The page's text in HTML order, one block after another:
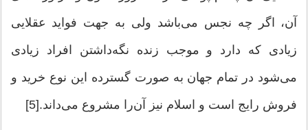
آن، اگر چه نجس می‌باشد ولی به جهت فواید عقلایی
زیادی که دارد و موجب زنده نگه‌داشتن افراد زیادی
می‌شود در تمام جهان به صورت گسترده این نوع خرید و
فروش رایج است و اسلام نیز آن‌را مشروع می‌داند.[5]